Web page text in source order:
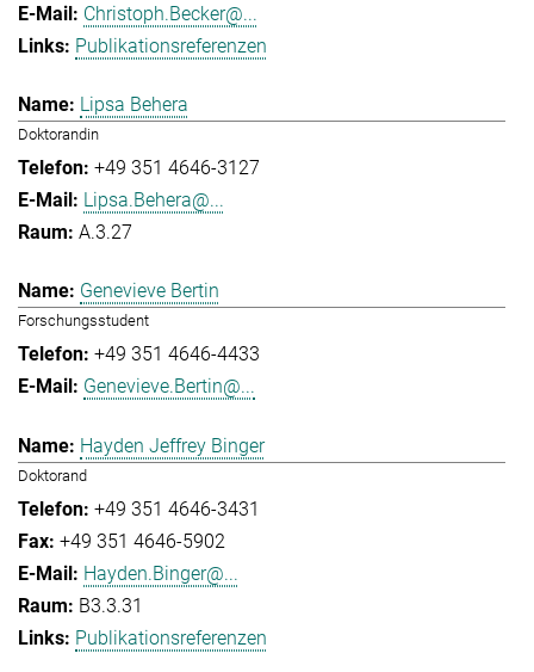
Christoph.Becker@...
Publikationsreferenzen
Lipsa Behera
Doktorandin
+49 351 4646-3127
Lipsa.Behera@...
A.3.27
Genevieve Bertin
Forschungsstudent
+49 351 4646-4433
Genevieve.Bertin@...
Hayden Jeffrey Binger
Doktorand
+49 351 4646-3431
+49 351 4646-5902
Hayden.Binger@...
B3.3.31
Publikationsreferenzen